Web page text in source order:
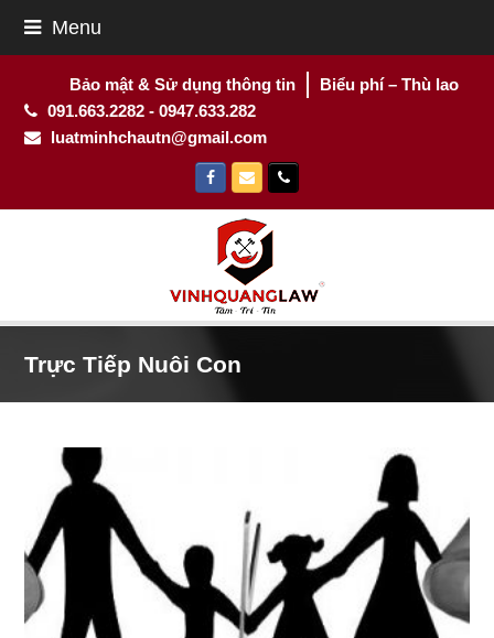
Menu
Bảo mật & Sử dụng thông tin
Biểu phí – Thù lao
091.663.2282 - 0947.633.282
luatminhchautn@gmail.com
Facebook
EmailPhone
Trực Tiếp Nuôi Con